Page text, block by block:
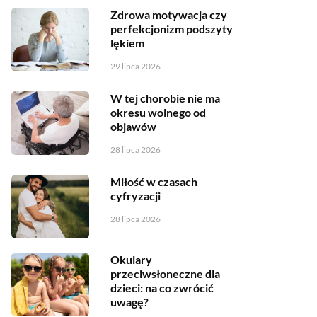
Zdrowa motywacja czy
perfekcjonizm podszyty
lękiem
29 lipca 2026
W tej chorobie nie ma
okresu wolnego od
objawów
28 lipca 2026
Miłość w czasach
cyfryzacji
28 lipca 2026
Okulary
przeciwsłoneczne dla
dzieci: na co zwrócić
uwagę?